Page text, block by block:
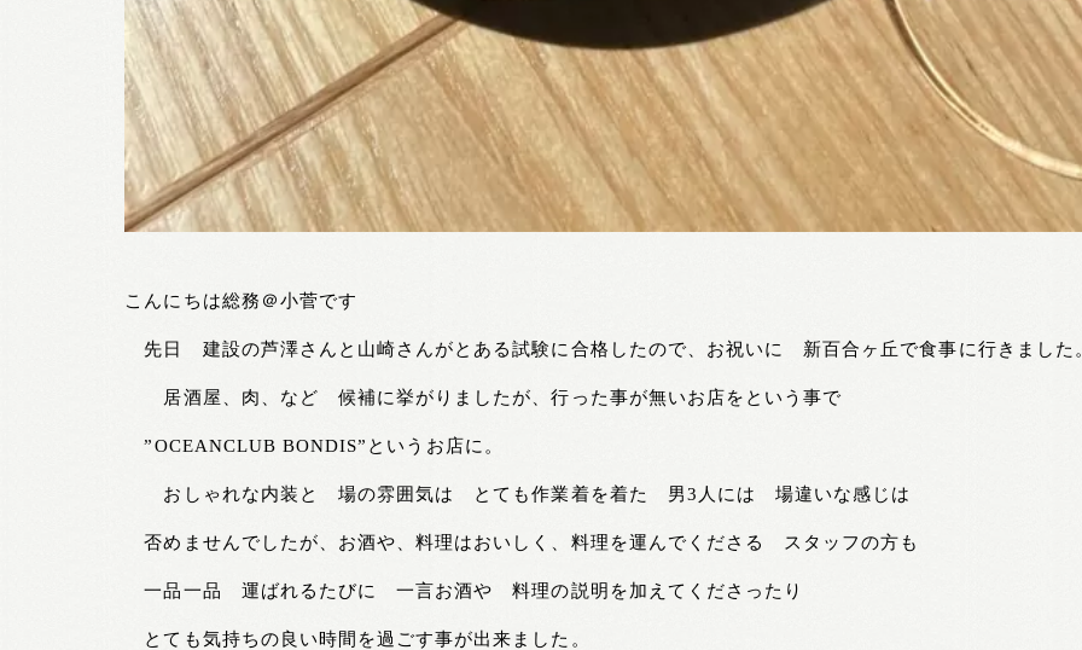
こんにちは総務＠小菅です
先日 建設の芦澤さんと山崎さんがとある試験に合格したので、お祝いに 新百合ヶ丘で食事に行きました
居酒屋、肉、など 候補に挙がりましたが、行った事が無いお店をという事で
”OCEANCLUB BONDIS”というお店に。
おしゃれな内装と 場の雰囲気は とても作業着を着た 男3人には 場違いな感じは
否めませんでしたが、お酒や、料理はおいしく、料理を運んでくださる スタッフの方も
一品一品 運ばれるたびに 一言お酒や 料理の説明を加えてくださったり
とても気持ちの良い時間を過ごす事が出来ました。